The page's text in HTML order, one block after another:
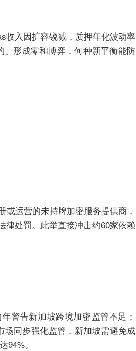
收入因扩容锐减，质押年化波动率
形成零和博弈，何种新平衡能防
运营的未持牌加密服务提供商，
律处罚。此举直接冲击约60家依赖
警告新加坡跨境加密监管不足；
场同步强化监管，新加坡需避免成
94%。